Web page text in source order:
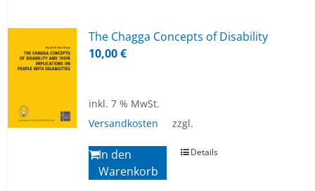
The Chag­ga Con­cepts of Di­sa­bi­li­ty
10,00€
inkl. 7 % MwSt.
zzgl.
Versandkosten
In den
Warenkorb
Details